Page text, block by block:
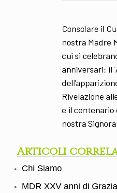
Consolare il
nostra Madre
cui si
anniversari: il
Rivelazione
e il centenario
nostra
Articoli
Chi Siamo
MDR XXV anni di Grazia